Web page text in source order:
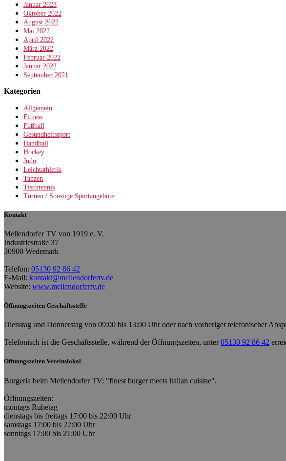
Januar 2023
Oktober 2022
August 2022
Mai 2022
April 2022
März 2022
Februar 2022
Januar 2022
September 2021
Kategorien
Allgemein
Fitness
Fußball
Gesundheitssport
Handball
Hockey
Judo
Leichtathletik
Tanzen
Tischtennis
Turnen / Sonstige Sportangebote
Kontakt
Mellendorfer TV von 1919 e. V.
Industriestraße 37
30900 Wedemark
Telefon: 05130 92 86 42
E-Mail: kontakt@mellendorfertv.de
Website: www.mellendorfertv.de
Öffnungszeiten Geschäftsstelle
Dienstag und Donnerstag von 09:00 bis 13:00 Uhr oder nach vorheriger telefonischer
Telefonisch ist die Geschäftsstelle, während der Öffnungszeiten, unter05130 92 86 42
Öffnungszeiten Vereinslokal
Burgeria beim Mellendorfer TV: "finest burger meets italian cuisine".
Öffnungszeiten:
montags Ruhetag
dienstags bis freitags 17:00 bis 22:00 Uhr
samstags 17:00 bis 22:00 Uhr
sonntags 17:00 bis 21:00 Uhr